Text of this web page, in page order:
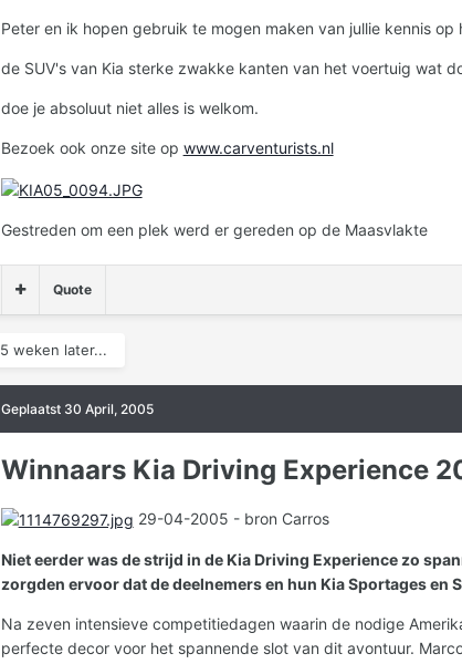
Peter en ik hopen gebruik te mogen maken van jullie kennis op
de SUV's van Kia sterke zwakke kanten van het voertuig wat
doe je absoluut niet alles is welkom.
Bezoek ook onze site op www.carventurists.nl
Gestreden om een plek werd er gereden op de Maasvlakte
Quote
5 weken later...
Geplaatst 30 April, 2005
Winnaars Kia Driving Experience
29-04-2005 - bron Carros
Niet eerder was de strijd in de Kia Driving Experience zo
zorgden ervoor dat de deelnemers en hun Kia Sportages
Na zeven intensieve competitiedagen waarin de nodige
perfecte decor voor het spannende slot van dit avontuur.